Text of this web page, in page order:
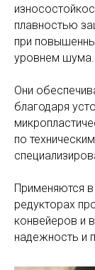
плавностью
при
уровнем шума.
Они
благодаря
по
Применяются
редукторах
конвейеров и
надежность и